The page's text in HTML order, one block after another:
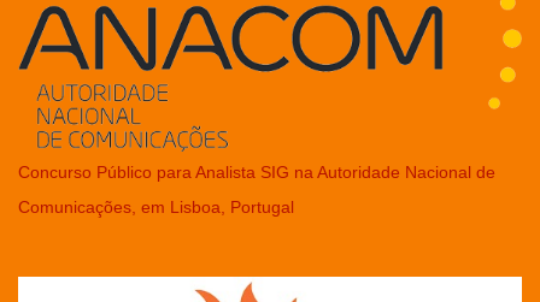
Concurso Público para Analista SIG na Autoridade Nacional de
Comunicações, em Lisboa, Portugal